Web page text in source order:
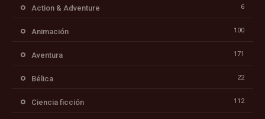
Action & Adventure 6
Animación 100
Aventura 171
Bélica 22
Ciencia ficción 112